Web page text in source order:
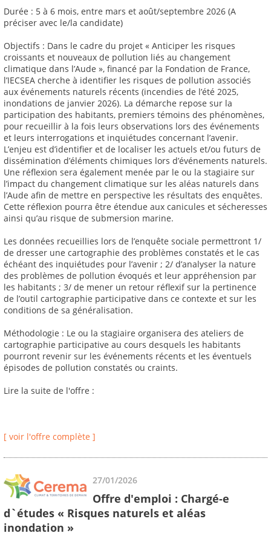
Durée : 5 à 6 mois, entre mars et août/septembre 2026 (A
préciser avec le/la candidate)
Objectifs : Dans le cadre du projet « Anticiper les risques
croissants et nouveaux de pollution liés au changement
climatique dans l’Aude », financé par la Fondation de France,
l’IECSEA cherche à identifier les risques de pollution associés
aux événements naturels récents (incendies de l’été 2025,
inondations de janvier 2026). La démarche repose sur la
participation des habitants, premiers témoins des phénomènes,
pour recueillir à la fois leurs observations lors des événements
et leurs interrogations et inquiétudes concernant l’avenir.
L’enjeu est d’identifier et de localiser les actuels et/ou futurs de
dissémination d’éléments chimiques lors d’événements naturels.
Une réflexion sera également menée par le ou la stagiaire sur
l’impact du changement climatique sur les aléas naturels dans
l’Aude afin de mettre en perspective les résultats des enquêtes.
Cette réflexion pourra être étendue aux canicules et sécheresses
ainsi qu’au risque de submersion marine.
Les données recueillies lors de l’enquête sociale permettront 1/
de dresser une cartographie des problèmes constatés et le cas
échéant des inquiétudes pour l’avenir ; 2/ d’analyser la nature
des problèmes de pollution évoqués et leur appréhension par
les habitants ; 3/ de mener un retour réflexif sur la pertinence
de l’outil cartographie participative dans ce contexte et sur les
conditions de sa généralisation.
Méthodologie : Le ou la stagiaire organisera des ateliers de
cartographie participative au cours desquels les habitants
pourront revenir sur les événements récents et les éventuels
épisodes de pollution constatés ou craints.
Lire la suite de l'offre :
[ voir l'offre complète ]
27/01/2026
Offre d'emploi : Chargé-e
d`études « Risques naturels et aléas
inondation »